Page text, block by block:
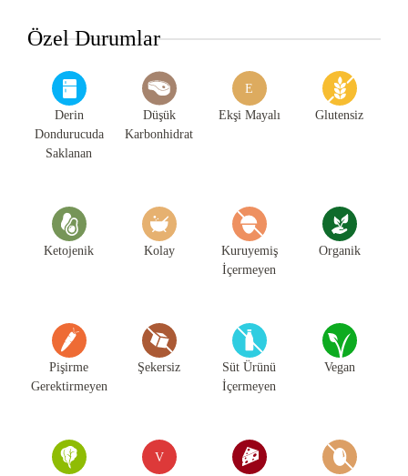
Özel Durumlar
Derin
Dondurucuda
Saklanan
Düşük
Karbonhidrat
E
Ekşi Mayalı Glutensiz
Ketojenik Kolay
Kuruyemiş
İçermeyen
Organik
Pişirme
Gerektirmeyen
Şekersiz
Süt Ürünü
İçermeyen
Vegan
V